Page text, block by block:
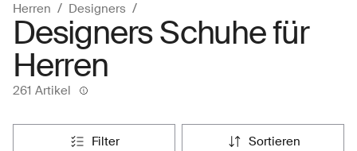
Herren Designers
Designers Schuhe für
Herren
261 Artikel
filter sortieren